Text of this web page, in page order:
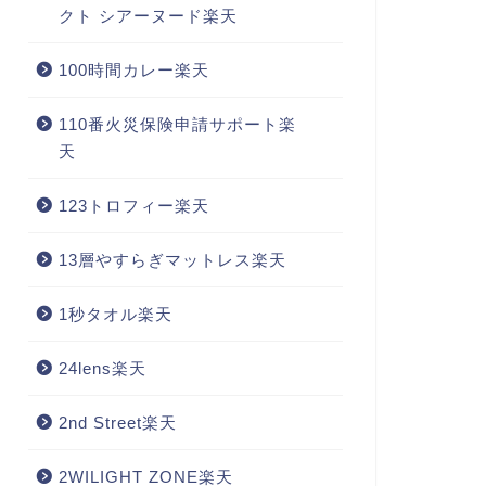
クト シアーヌード楽天
100時間カレー楽天
110番火災保険申請サポート楽
天
123トロフィー楽天
13層やすらぎマットレス楽天
1秒タオル楽天
24lens楽天
2nd Street楽天
2WILIGHT ZONE楽天